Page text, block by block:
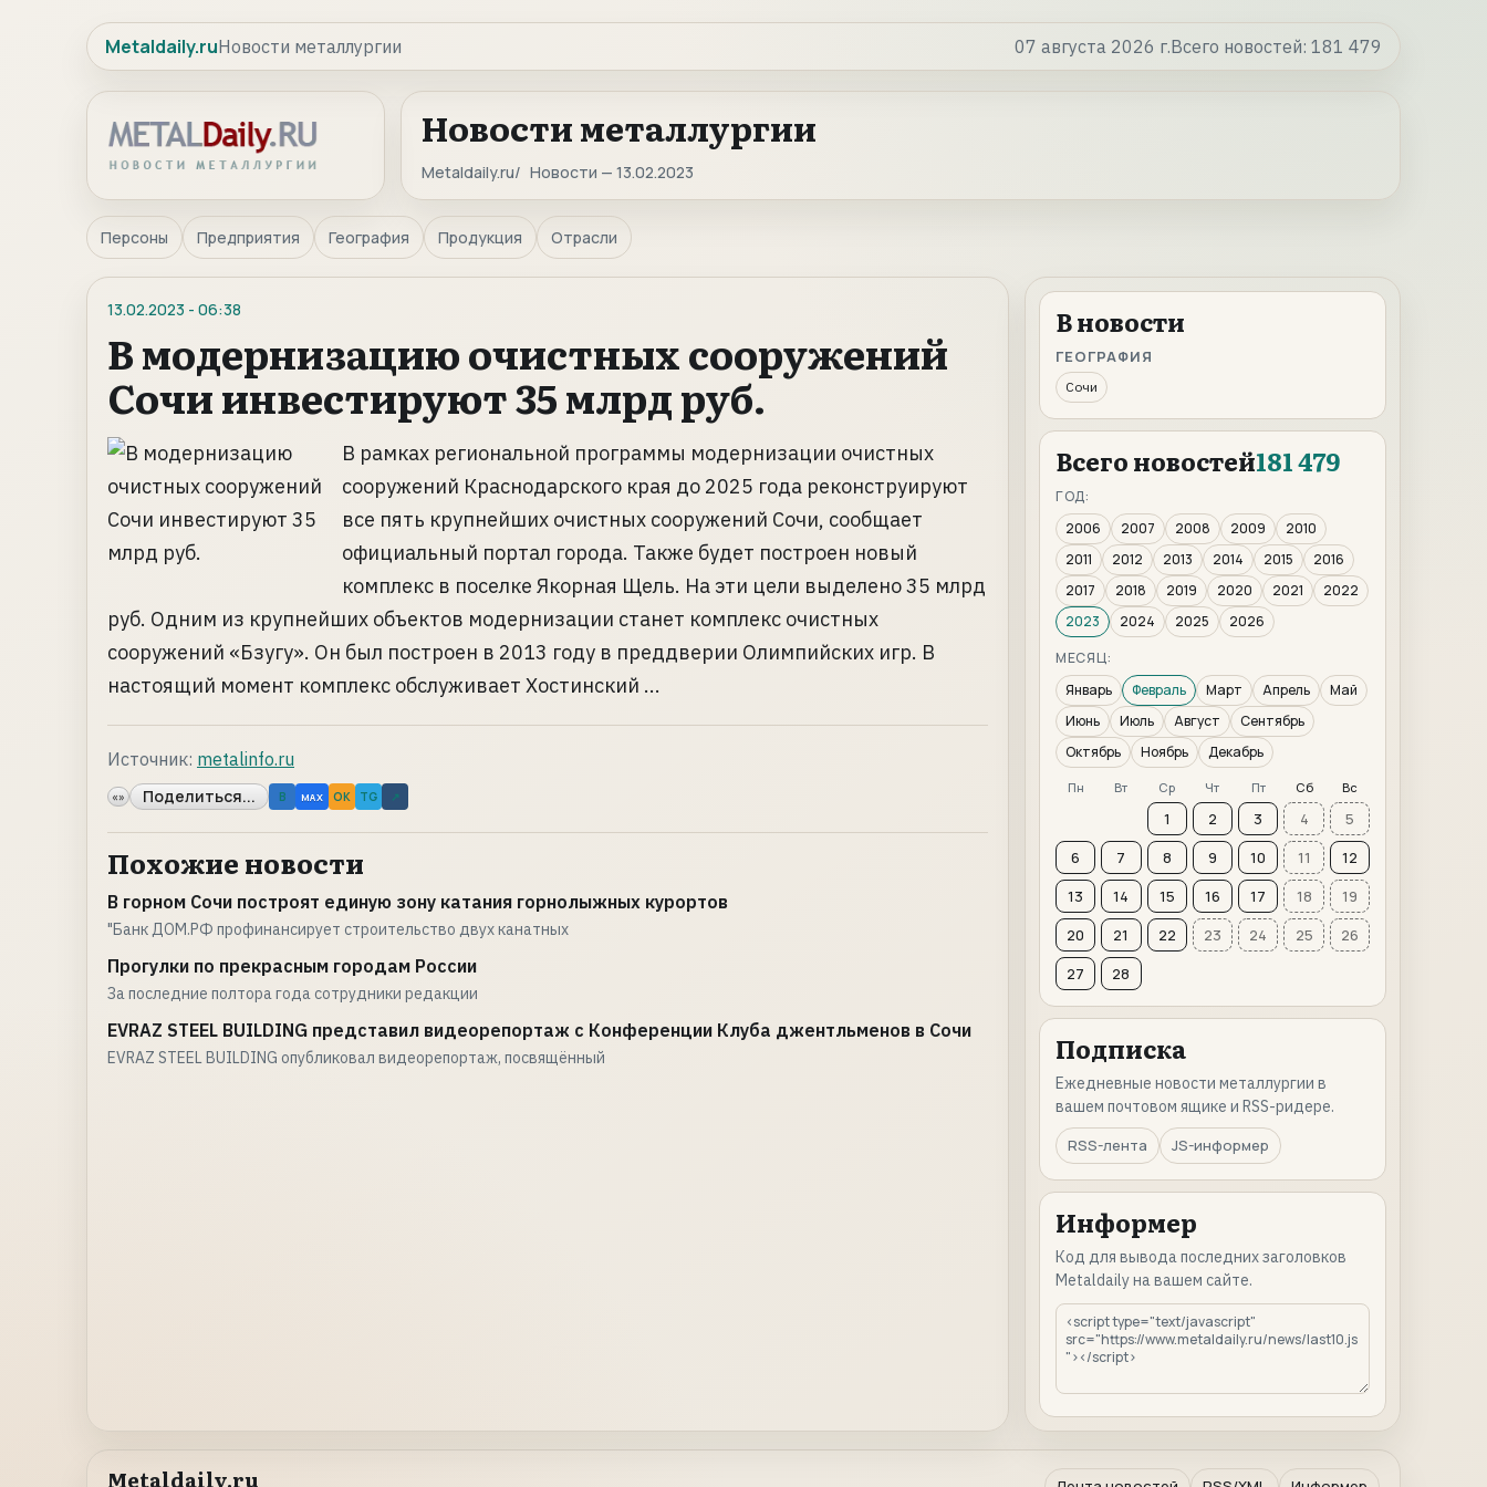
Metaldaily.ruНовости металлургии 07 августа 2026 г.Всего новостей: 181 479
Новости металлургии
Metaldaily.ru Новости — 13.02.2023
Персоны Предприятия География Продукция Отрасли
13.02.2023 - 06:38
В модернизацию очистных сооружений
Сочи инвестируют 35 млрд руб.
В рамках региональной программы модернизации очистных
сооружений Краснодарского края до 2025 года реконструируют
все пять крупнейших очистных сооружений Сочи, сообщает
официальный портал города. Также будет построен новый
комплекс в поселке Якорная Щель. На эти цели выделено 35 млрд
руб. Одним из крупнейших объектов модернизации станет комплекс очистных
сооружений «Бзугу». Он был построен в 2013 году в преддверии Олимпийских игр. В
настоящий момент комплекс обслуживает Хостинский ...
Источник: metalinfo.ru
«» Поделиться... B MAX OK TG ↗
Похожие новости
В горном Сочи построят единую зону катания горнолыжных курортов
"Банк ДОМ.РФ профинансирует строительство двух канатных
Прогулки по прекрасным городам России
За последние полтора года сотрудники редакции
EVRAZ STEEL BUILDING представил видеорепортаж с Конференции Клуба джентльменов в Сочи
EVRAZ STEEL BUILDING опубликовал видеорепортаж, посвящённый
В новости
ГЕОГРАФИЯ
Сочи
Всего новостей181 479
ГОД:
2006
2007 2008 2009
2010
2011
2012 2013 2014 2015
2016
2017
2018 2019 2020 2021
2022
2023
2024 2025
2026
МЕСЯЦ:
Январь
Февраль Март Апрель
Май
Июнь
Июль Август
Сентябрь
Октябрь
Ноябрь Декабрь
Пн Вт Ср Чт Пт Сб Вс
1 2 3 4
5
6
7 8 9 10 11
12
13
14 15 16 17 18
19
20
21 22 23 24 25
26
27
28
Подписка
Ежедневные новости металлургии в
вашем почтовом ящике и RSS-ридере.
RSS-лента
JS-информер
Информер
Код для вывода последних заголовков
Metaldaily на вашем сайте.
Metaldaily.ru